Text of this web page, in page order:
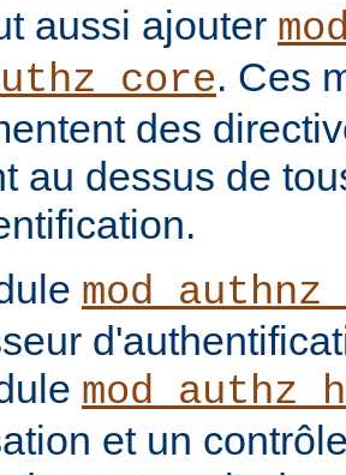
aussi ajouter
. Ces
des
au dessus de
et un